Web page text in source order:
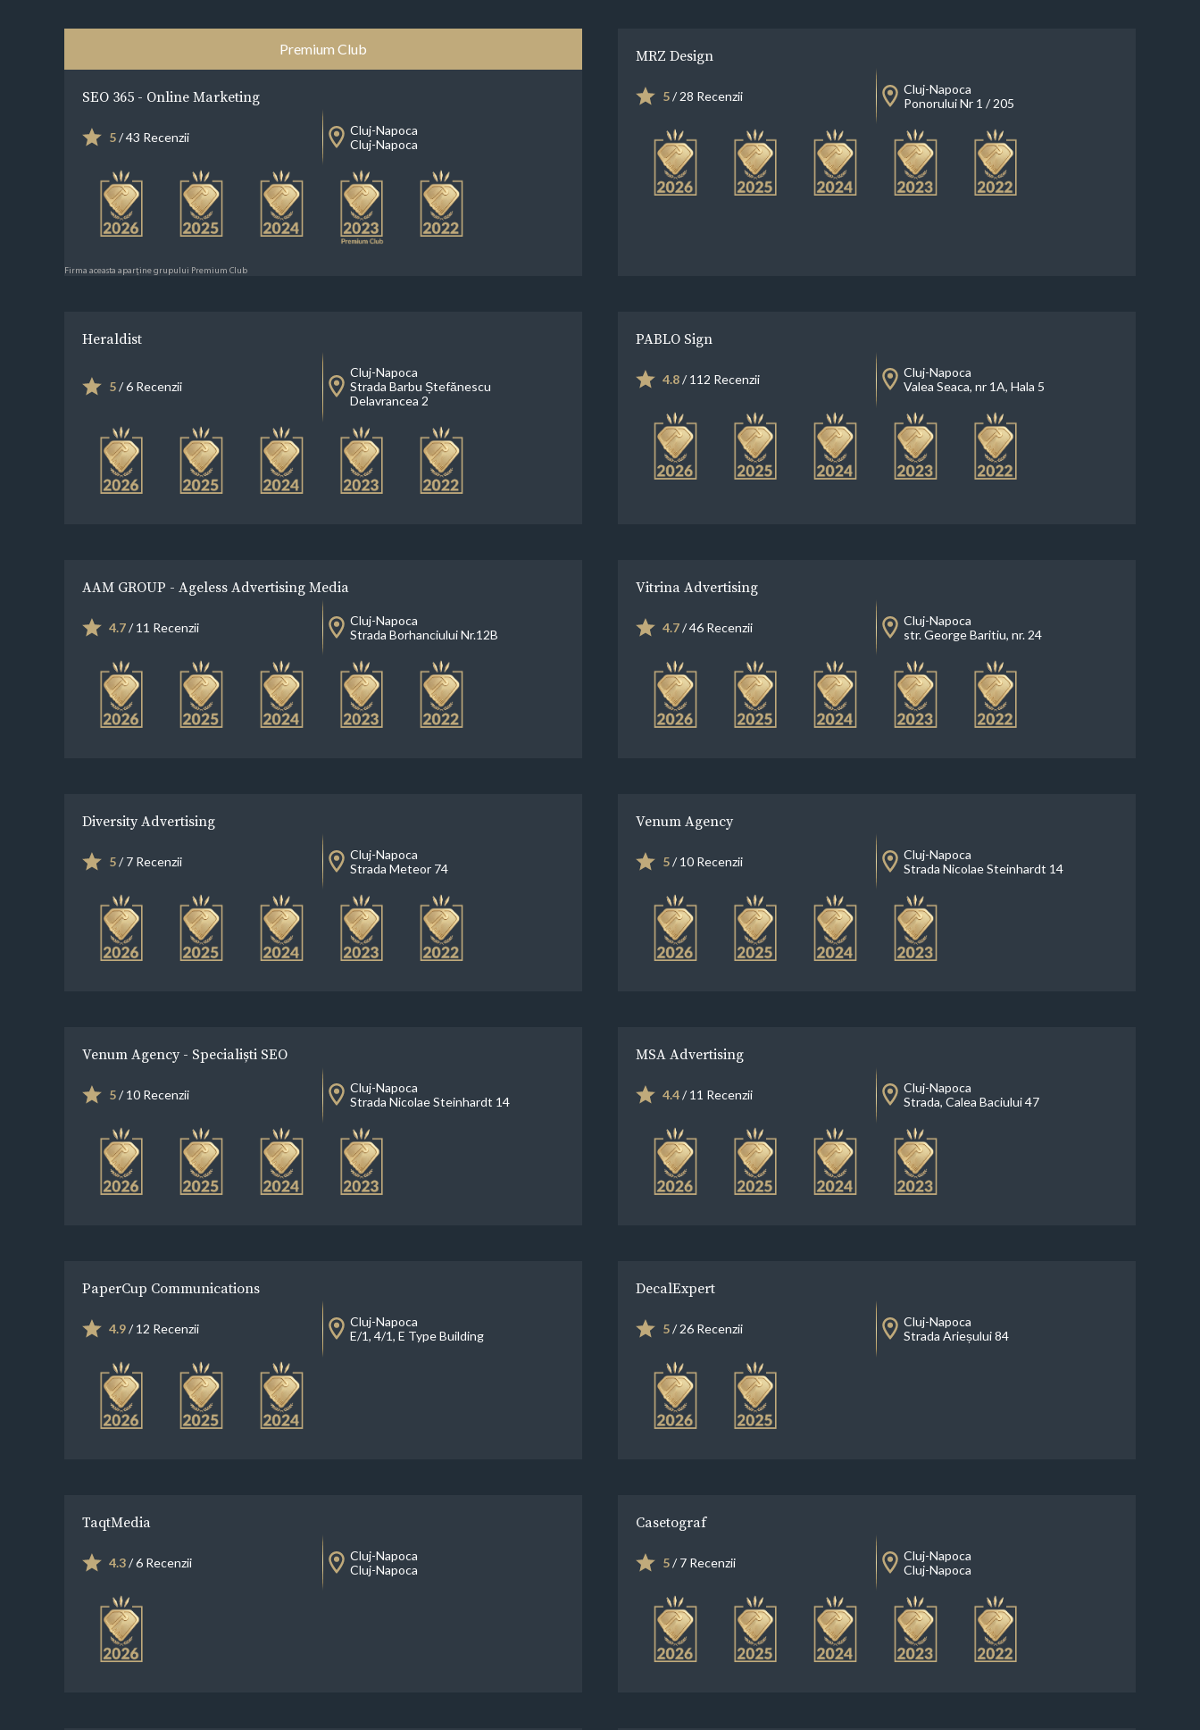
Premium Club
SEO 365 - Online Marketing
5/ 43 Recenzii
Cluj-Napoca
Cluj-Napoca
Firma aceasta aparține grupului Premium Club
MRZ Design
5/ 28 Recenzii
Cluj-Napoca
Ponorului Nr 1 / 205
Heraldist
5/ 6 Recenzii
Cluj-Napoca
Strada Barbu Ștefănescu
Delavrancea 2
PABLO Sign
4.8/ 112 Recenzii
Cluj-Napoca
Valea Seaca, nr 1A, Hala 5
AAM GROUP - Ageless Advertising Media
4.7/ 11 Recenzii
Cluj-Napoca
Strada Borhanciului Nr.12B
Vitrina Advertising
4.7/ 46 Recenzii
Cluj-Napoca
str. George Baritiu, nr. 24
Diversity Advertising
5/ 7 Recenzii
Cluj-Napoca
Strada Meteor 74
Venum Agency
5/ 10 Recenzii
Cluj-Napoca
Strada Nicolae Steinhardt 14
Venum Agency - Specialiști SEO
5/ 10 Recenzii
Cluj-Napoca
Strada Nicolae Steinhardt 14
MSA Advertising
4.4/ 11 Recenzii
Cluj-Napoca
Strada, Calea Baciului 47
PaperCup Communications
4.9/ 12 Recenzii
Cluj-Napoca
E/1, 4/1, E Type Building
DecalExpert
5/ 26 Recenzii
Cluj-Napoca
Strada Arieșului 84
TaqtMedia
4.3/ 6 Recenzii
Cluj-Napoca
Cluj-Napoca
Casetograf
5/ 7 Recenzii
Cluj-Napoca
Cluj-Napoca